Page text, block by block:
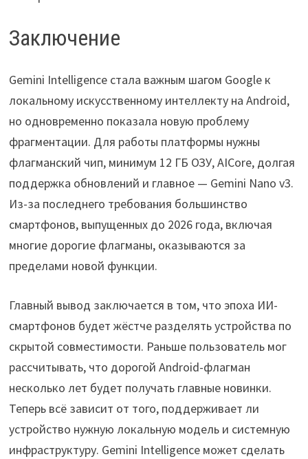
Заключение
Gemini Intelligence стала важным шагом Google к
локальному искусственному интеллекту на Android,
но одновременно показала новую проблему
фрагментации. Для работы платформы нужны
флагманский чип, минимум 12 ГБ ОЗУ, AICore, долгая
поддержка обновлений и главное — Gemini Nano v3.
Из-за последнего требования большинство
смартфонов, выпущенных до 2026 года, включая
многие дорогие флагманы, оказываются за
пределами новой функции.
Главный вывод заключается в том, что эпоха ИИ-
смартфонов будет жёстче разделять устройства по
скрытой совместимости. Раньше пользователь мог
рассчитывать, что дорогой Android-флагман
несколько лет будет получать главные новинки.
Теперь всё зависит от того, поддерживает ли
устройство нужную локальную модель и системную
инфраструктуру. Gemini Intelligence может сделать